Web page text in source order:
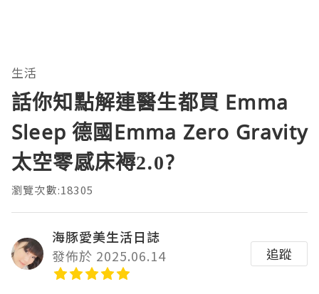
生活
話你知點解連醫生都買 Emma
Sleep 德國Emma Zero Gravity
太空零感床褥2.0?
瀏覽次數:18305
海豚愛美生活日誌
發佈於 2025.06.14
追蹤